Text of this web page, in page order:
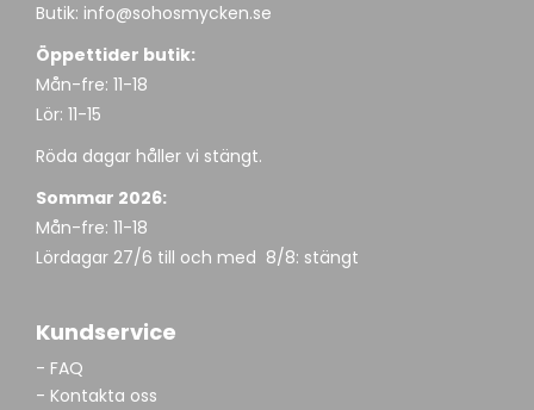
Butik: info@sohosmycken.se
Öppettider butik:
Mån-fre: 11-18
Lör: 11-15
Röda dagar håller vi stängt.
Sommar 2026:
Mån-fre: 11-18
Lördagar 27/6 till och med 8/8: stängt
Kundservice
- FAQ
- Kontakta oss